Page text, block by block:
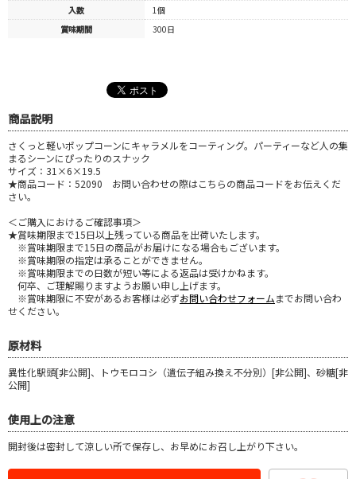
入数
1個
賞味期間
300日
商品説明
さくっと軽いポップコーンにキャラメルをコーティング。パーティーなど人の集
まるシーンにぴったりのスナック
サイズ：31×6×19.5
★商品コード：52090 お問い合わせの際はこちらの商品コードをお伝えくだ
さい。
＜ご購入におけるご確認事項＞
★賞味期限まで15日以上残っている商品を出荷いたします。
※賞味期限まで15日の商品がお届けになる場合もございます。
※賞味期限の指定は承ることができません。
※賞味期限までの日数が短い等による返品は受けかねます。
何卒、ご理解賜りますようお願い申し上げます。
※賞味期限に不安があるお客様は必ずお問い合わせフォームまでお問い合わ
せください。
原材料
異性化駅頭[非公開]、トウモロコシ（遺伝子組み換え不分別）[非公開]、砂糖[非
公開]
使用上の注意
開封後は密封して涼しい所で保存し、お早めにお召し上がり下さい。